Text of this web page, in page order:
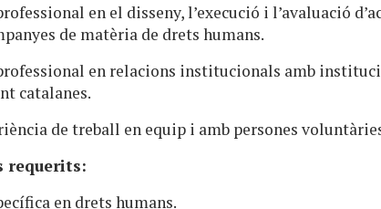
en el disseny, l’execució i l’avaluació
de matèria de drets humans.
en relacions institucionals amb
catalanes.
de treball en equip i amb persones
requerits:
en drets humans.